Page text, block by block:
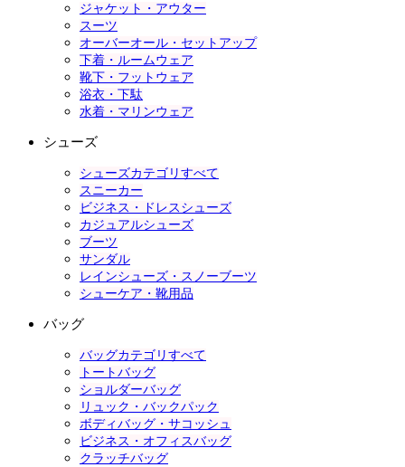
ジャケット・アウター
スーツ
オーバーオール・セットアップ
下着・ルームウェア
靴下・フットウェア
浴衣・下駄
水着・マリンウェア
シューズ
シューズカテゴリすべて
スニーカー
ビジネス・ドレスシューズ
カジュアルシューズ
ブーツ
サンダル
レインシューズ・スノーブーツ
シューケア・靴用品
バッグ
バッグカテゴリすべて
トートバッグ
ショルダーバッグ
リュック・バックパック
ボディバッグ・サコッシュ
ビジネス・オフィスバッグ
クラッチバッグ